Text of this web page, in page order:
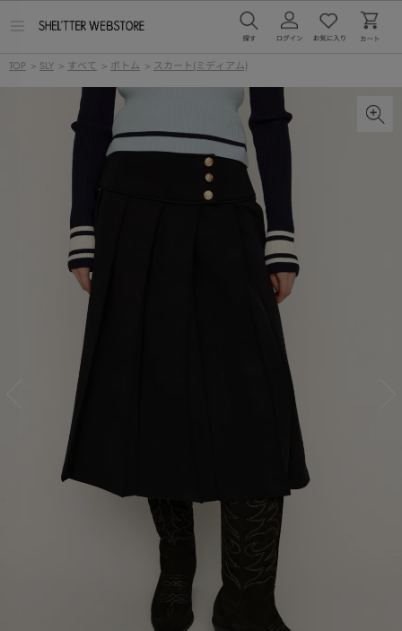
ー
TOP > SLY > すべて > ボトム > スカート(ミディアム)